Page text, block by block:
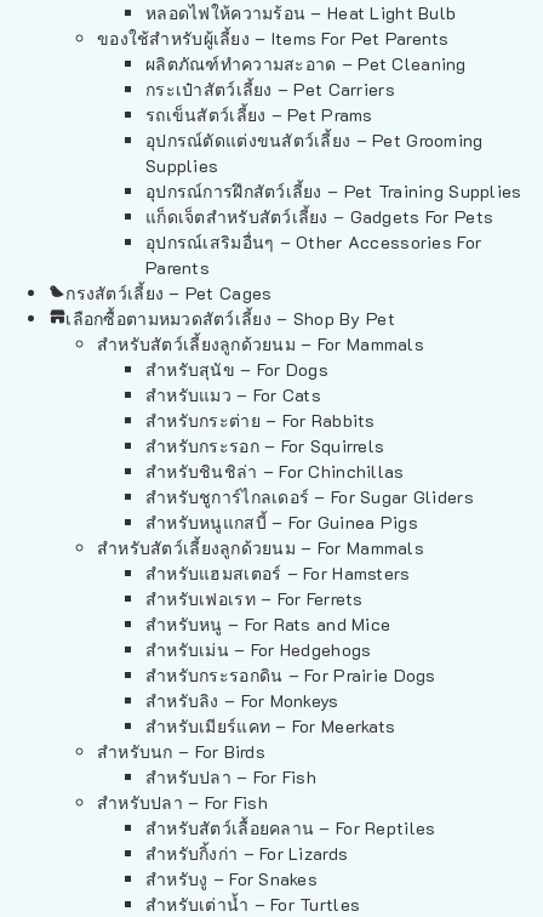
หลอดไฟให้ความร้อน – Heat Light Bulb
ของใช้สำหรับผู้เลี้ยง – Items For Pet Parents
ผลิตภัณฑ์ทำความสะอาด – Pet Cleaning
กระเป๋าสัตว์เลี้ยง – Pet Carriers
รถเข็นสัตว์เลี้ยง – Pet Prams
อุปกรณ์ตัดแต่งขนสัตว์เลี้ยง – Pet Grooming
Supplies
อุปกรณ์การฝึกสัตว์เลี้ยง – Pet Training Supplies
แก็ดเจ็ตสำหรับสัตว์เลี้ยง – Gadgets For Pets
อุปกรณ์เสริมอื่นๆ – Other Accessories For
Parents
กรงสัตว์เลี้ยง – Pet Cages
เลือกซื้อตามหมวดสัตว์เลี้ยง – Shop By Pet
สำหรับสัตว์เลี้ยงลูกด้วยนม – For Mammals
สำหรับสุนัข – For Dogs
สำหรับแมว – For Cats
สำหรับกระต่าย – For Rabbits
สำหรับกระรอก – For Squirrels
สำหรับชินชิล่า – For Chinchillas
สำหรับชูการ์ไกลเดอร์ – For Sugar Gliders
สำหรับหนูแกสบี้ – For Guinea Pigs
สำหรับสัตว์เลี้ยงลูกด้วยนม – For Mammals
สำหรับแฮมสเตอร์ – For Hamsters
สำหรับเฟอเรท – For Ferrets
สำหรับหนู – For Rats and Mice
สำหรับเม่น – For Hedgehogs
สำหรับกระรอกดิน – For Prairie Dogs
สำหรับลิง – For Monkeys
สำหรับเมียร์แคท – For Meerkats
สำหรับนก – For Birds
สำหรับปลา – For Fish
สำหรับปลา – For Fish
สำหรับสัตว์เลื้อยคลาน – For Reptiles
สำหรับกิ้งก่า – For Lizards
สำหรับงู – For Snakes
สำหรับเต่าน้ำ – For Turtles